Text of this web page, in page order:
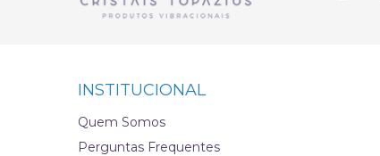
INSTITUCIONAL
Quem Somos
Perguntas Frequentes